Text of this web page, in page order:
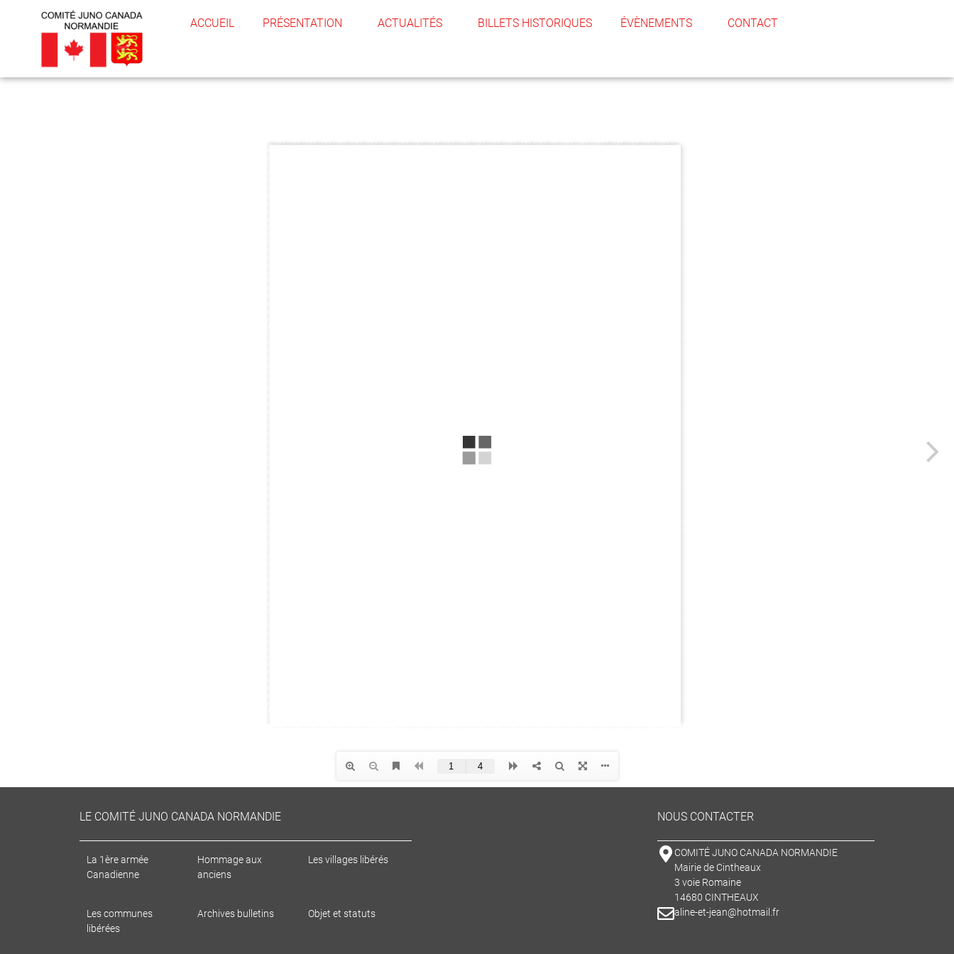
ACCUEIL PRÉSENTATION ACTUALITÉS BILLETS HISTORIQUES ÉVÈNEMENTS CONTACT
LE COMITÉ JUNO CANADA NORMANDIE
La 1ère armée
Canadienne
Hommage aux
anciens
Les villages libérés
Les communes
libérées
Archives bulletins Objet et statuts
NOUS CONTACTER
COMITÉ JUNO CANADA NORMANDIE
Mairie de Cintheaux
3 voie Romaine
14680 CINTHEAUX
aline-et-jean@hotmail.fr